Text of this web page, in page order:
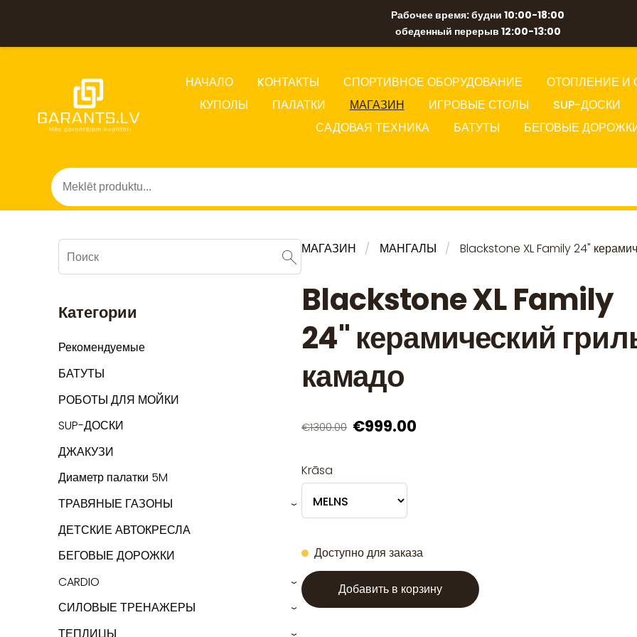
Рабочее время: будни 10:00-18:00
обеденный перерыв 12:00-13:00
НАЧАЛО KОНТАКТЫ СПОРТИВНОЕ ОБОРУДОВАНИЕ
ОТОПЛЕНИЕ И
КУПОЛЫ
ПАЛАТКИ МАГАЗИН ИГРОВЫЕ СТОЛЫ
SUP-ДОСКИ
САДОВАЯ ТЕХНИКА
БАТУТЫ БЕГОВЫЕ
Категории
Рекомендуемые
БАТУТЫ
РОБОТЫ ДЛЯ МОЙКИ
SUP-ДОСКИ
ДЖАКУЗИ
Диаметр палатки 5M
ТРАВЯНЫЕ ГАЗОНЫ
›
ДЕТСКИЕ АВТОКРЕСЛА
БЕГОВЫЕ ДОРОЖКИ
CARDIO
›
СИЛОВЫЕ ТРЕНАЖЕРЫ ›
ТЕПЛИЦЫ ›
МАГАЗИН МАНГАЛЫ Blackstone XL Family 24"
Blackstone XL Family
24" керамический
камадо
€1300.00 €999.00
Krāsa
Доступно для заказа
Добавить в корзину